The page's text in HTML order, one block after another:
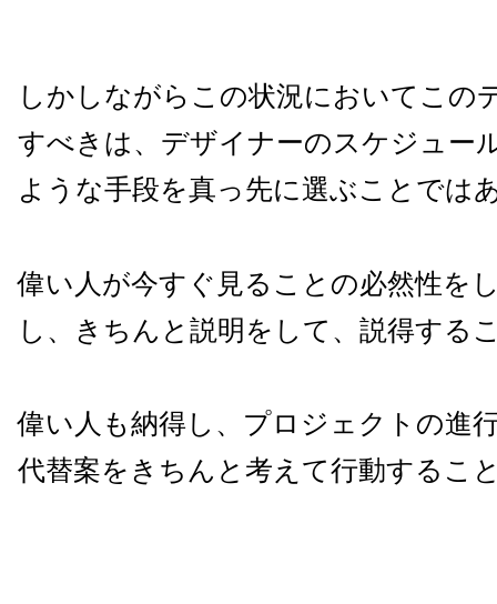
しかしながらこの状況においてこの
すべきは、デザイナーのスケジュー
ような手段を真っ先に選ぶことでは
偉い人が今すぐ見ることの必然性を
し、きちんと説明をして、説得する
偉い人も納得し、プロジェクトの進
代替案をきちんと考えて行動するこ